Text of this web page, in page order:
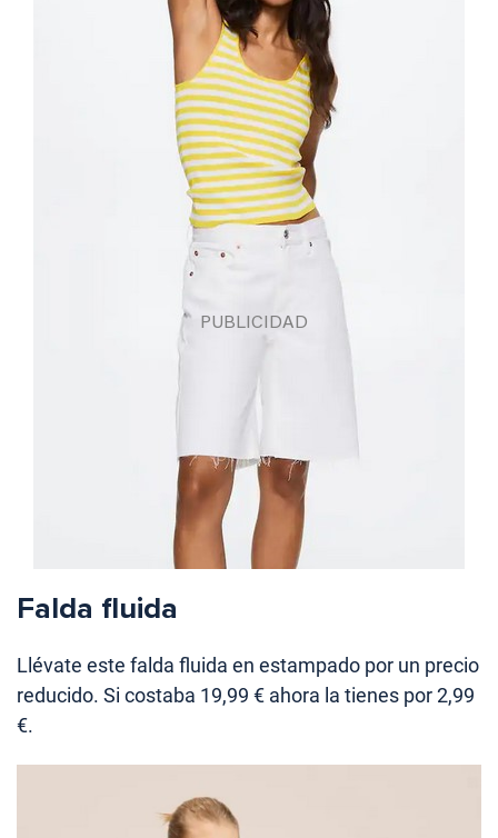
Falda fluida
Llévate este falda fluida en estampado por un precio
reducido. Si costaba 19,99 € ahora la tienes por 2,99
€.